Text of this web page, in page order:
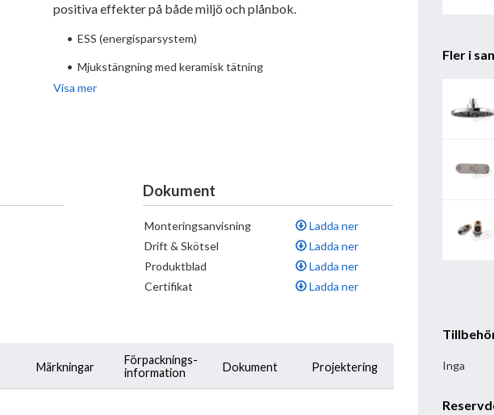
positiva effekter på både miljö och plånbok.
• ESS (energisparsystem)
• Mjukstängning med keramisk tätning
• Omställbar flödesbegränsning och temperaturspärr
för 60° och 110°)
Med diskmaskinsavstängning. Omställbar mellan KV och VV,
Visa mer
Dokument
Monteringsanvisning
Ladda ner
Drift & Skötsel
Ladda ner
Produktblad
Ladda ner
Certifikat
Ladda ner
Märkningar
Förpacknings-
information
Dokument Projektering
Fler i
Inga